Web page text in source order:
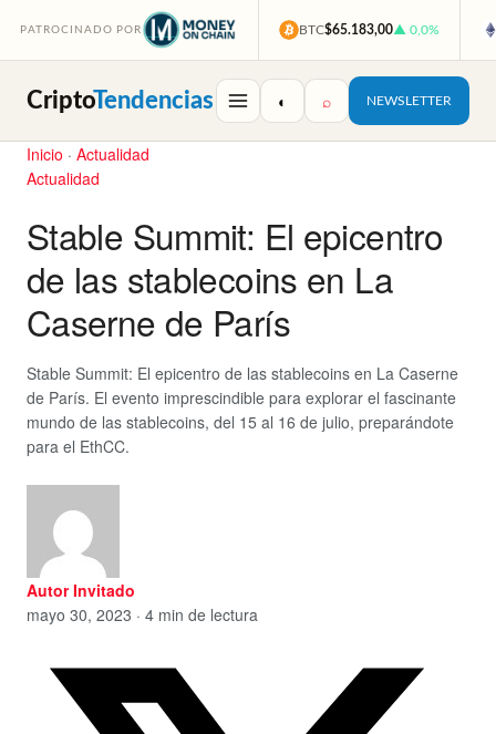
PATROCINADO POR BTC$65.183,00▲ 0,0%
CriptoTendencias ◐ ⌕ NEWSLETTER
Inicio · Actualidad
Actualidad
Stable Summit: El epicentro
de las stablecoins en La
Caserne de París
Stable Summit: El epicentro de las stablecoins en La Caserne
de París. El evento imprescindible para explorar el fascinante
mundo de las stablecoins, del 15 al 16 de julio, preparándote
para el EthCC.
Autor Invitado
mayo 30, 2023 · 4 min de lectura